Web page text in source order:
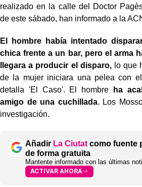
realizado en la calle del Doctor
de este sábado, han informado a la
El hombre había intentado
chica frente a un bar, pero el arma
llegara a producir el disparo,lo que
de la mujer iniciara una pelea con
detalla 'El Caso'. El hombre
ha
amigo de una cuchillada. Los
investigación.
Añadir La Ciutat como fuente
de forma gratuita
Mantente informado con las últimas
ACTIVAR AHORA